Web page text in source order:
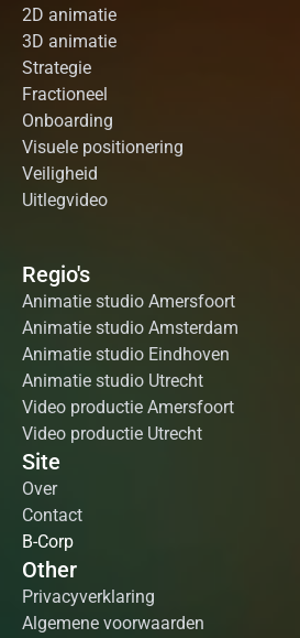
2D animatie
3D animatie
Strategie
Fractioneel
Onboarding
Visuele positionering
Veiligheid
Uitlegvideo
Regio's
Animatie studio Amersfoort
Animatie studio Amsterdam
Animatie studio Eindhoven
Animatie studio Utrecht
Video productie Amersfoort
Video productie Utrecht
Site
Over
Contact
B-Corp
Other
Privacyverklaring
Algemene voorwaarden